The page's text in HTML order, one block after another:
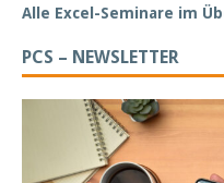
Alle Excel-Seminare im
PCS – NEWSLETTER